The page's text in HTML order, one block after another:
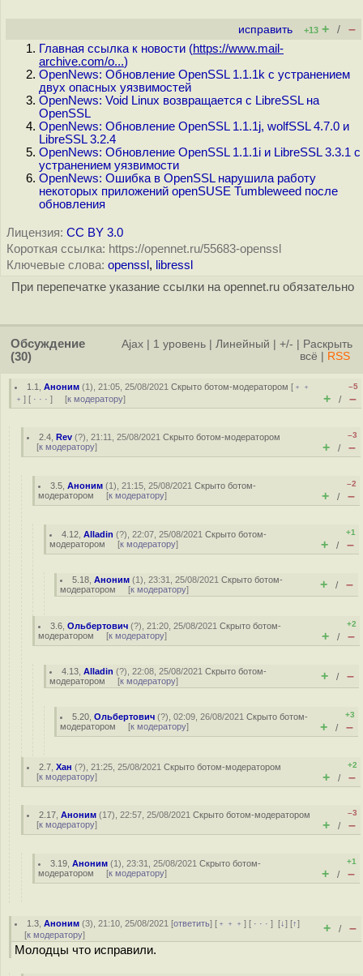
исправить +13 + / –
Главная ссылка к новости (https://www.mail-
archive.com/o...)
OpenNews: Обновление OpenSSL 1.1.1k с устранением
двух опасных уязвимостей
OpenNews: Void Linux возвращается с LibreSSL на
OpenSSL
OpenNews: Обновление OpenSSL 1.1.1j, wolfSSL 4.7.0 и
LibreSSL 3.2.4
OpenNews: Обновление OpenSSL 1.1.1i и LibreSSL 3.3.1 с
устранением уязвимости
OpenNews: Ошибка в OpenSSL нарушила работу
некоторых приложений openSUSE Tumbleweed после
обновления
Лицензия: CC BY 3.0
Короткая ссылка: https://opennet.ru/55683-openssl
Ключевые слова: openssl , libressl
При перепечатке указание ссылки на opennet.ru обязательно
Обсуждение
(30)
Ajax 1 уровень Линейный +/-
Раскрыть
всё
RSS
1.1 ,Аноним (1), 21:05, 25/08/2021Скрыто ботом-модератором [ ﹢﹢
﹢ ] [ · · · ] [к модератору]
–5
+ / –
2.4 ,Rev (?), 21:11, 25/08/2021Скрыто ботом-модератором
[к модератору]
–3
+ / –
3.5 ,Аноним (1), 21:15, 25/08/2021Скрыто ботом-
модератором [к модератору]
–2
+ / –
4.12 ,Alladin (?), 22:07, 25/08/2021Скрыто ботом-
модератором [к модератору]
+1
+ / –
5.18 ,Аноним (1), 23:31, 25/08/2021Скрыто ботом-
модератором [к модератору] + / –
3.6 ,Ольбертович (?), 21:20, 25/08/2021Скрыто ботом-
модератором [к модератору]
+2
+ / –
4.13 ,Alladin (?), 22:08, 25/08/2021Скрыто ботом-
модератором [к модератору] + / –
5.20 ,Ольбертович (?), 02:09, 26/08/2021Скрыто ботом-
модератором [к модератору]
+3
+ / –
2.7 ,Хан (?), 21:25, 25/08/2021Скрыто ботом-модератором
[к модератору]
+2
+ / –
2.17 ,Аноним (17), 22:57, 25/08/2021Скрыто ботом-модератором
[к модератору]
–3
+ / –
3.19 ,Аноним (1), 23:31, 25/08/2021Скрыто ботом-
модератором [к модератору]
+1
+ / –
1.3 ,Аноним (3), 21:10, 25/08/2021 [ответить] [ ﹢﹢﹢] [ · · ·][↓] [↑]
[к модератору] + / –
Молодцы что исправили.